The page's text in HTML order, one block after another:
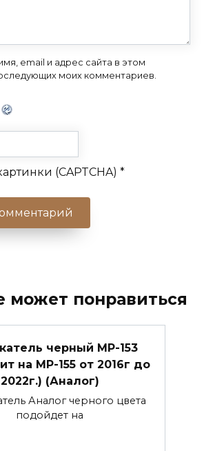
email и адрес сайта в этом
моих комментариев.
(CAPTCHA) *
может понравиться
черный МР-153
на МР-155 от 2016г до
2022г.) (Аналог)
Аналог черного цвета
подойдет на